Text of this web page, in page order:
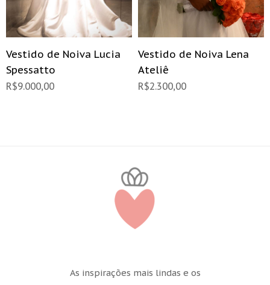
Vestido de Noiva Lucia
Spessatto
R$9.000,00
Vestido de Noiva Lena
Ateliê
R$2.300,00
As inspirações mais lindas e os